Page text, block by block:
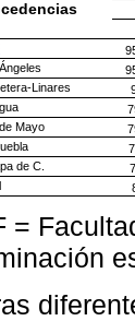
Linares
Mayo
de C.
=